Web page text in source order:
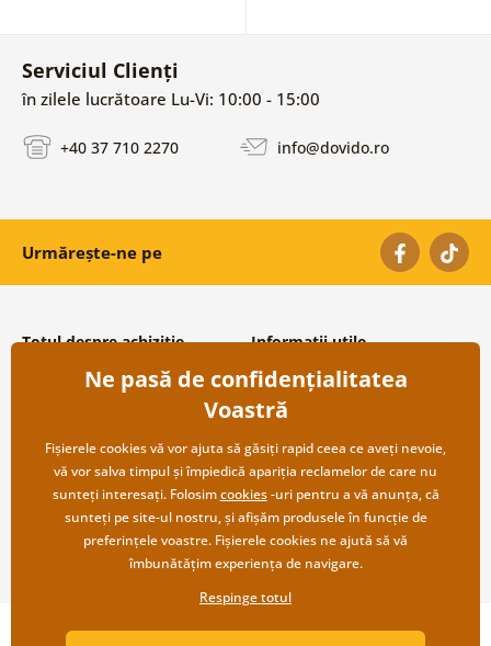
Serviciul Clienți
în zilele lucrătoare Lu-Vi: 10:00 - 15:00
+40 37 710 2270 info@dovido.ro
Urmărește-ne pe
Totul despre achiziție
Condiții și termeni generali
Protecția datelor personale
Transport și modalități de plată
Returnare
Informații utile
Despre noi
Întrebări frecvente
Contacte
Cooperare angro
Copyright ©2019 © Dovido.ro.
Ne pasă de confidențialitatea
Voastră
Fișierele cookies vă vor ajuta să găsiți rapid ceea ce aveți nevoie,
vă vor salva timpul și împiedică apariția reclamelor de care nu
sunteți interesați. Folosimcookies-uri pentru a vă anunța, că
sunteți pe site-ul nostru, și afișăm produsele în funcție de
preferințele voastre. Fișierele cookies ne ajută să vă
îmbunătățim experiența de navigare.
Respinge totul